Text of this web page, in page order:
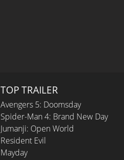
TOP TRAILER
Avengers 5: Doomsday
Spider-Man 4: Brand New Day
Jumanji: Open World
Resident Evil
Mayday